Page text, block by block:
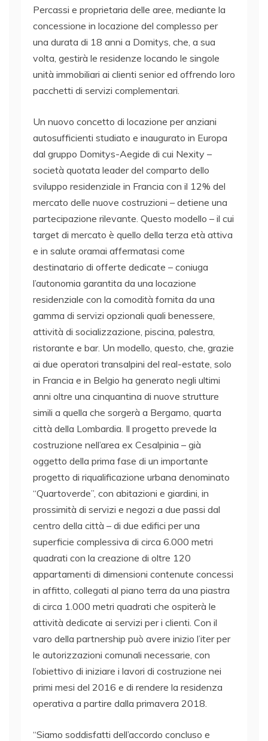
Percassi e proprietaria delle aree, mediante la
concessione in locazione del complesso per
una durata di 18 anni a Domitys, che, a sua
volta, gestirà le residenze locando le singole
unità immobiliari ai clienti senior ed offrendo loro
pacchetti di servizi complementari.
Un nuovo concetto di locazione per anziani
autosufficienti studiato e inaugurato in Europa
dal gruppo Domitys-Aegide di cui Nexity –
società quotata leader del comparto dello
sviluppo residenziale in Francia con il 12% del
mercato delle nuove costruzioni – detiene una
partecipazione rilevante. Questo modello – il cui
target di mercato è quello della terza età attiva
e in salute oramai affermatasi come
destinatario di offerte dedicate – coniuga
l’autonomia garantita da una locazione
residenziale con la comodità fornita da una
gamma di servizi opzionali quali benessere,
attività di socializzazione, piscina, palestra,
ristorante e bar. Un modello, questo, che, grazie
ai due operatori transalpini del real-estate, solo
in Francia e in Belgio ha generato negli ultimi
anni oltre una cinquantina di nuove strutture
simili a quella che sorgerà a Bergamo, quarta
città della Lombardia. Il progetto prevede la
costruzione nell’area ex Cesalpinia – già
oggetto della prima fase di un importante
progetto di riqualificazione urbana denominato
“Quartoverde”, con abitazioni e giardini, in
prossimità di servizi e negozi a due passi dal
centro della città – di due edifici per una
superficie complessiva di circa 6.000 metri
quadrati con la creazione di oltre 120
appartamenti di dimensioni contenute concessi
in affitto, collegati al piano terra da una piastra
di circa 1.000 metri quadrati che ospiterà le
attività dedicate ai servizi per i clienti. Con il
varo della partnership può avere inizio l’iter per
le autorizzazioni comunali necessarie, con
l’obiettivo di iniziare i lavori di costruzione nei
primi mesi del 2016 e di rendere la residenza
operativa a partire dalla primavera 2018.
“Siamo soddisfatti dell’accordo concluso e